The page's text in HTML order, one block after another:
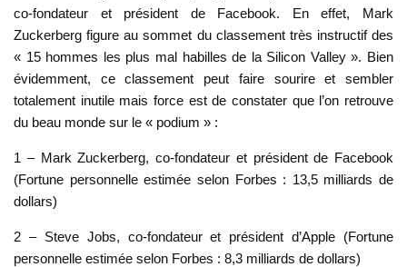
co-fondateur et président de Facebook. En effet, Mark
Zuckerberg figure au sommet du classement très instructif des
« 15 hommes les plus mal habilles de la Silicon Valley ». Bien
évidemment, ce classement peut faire sourire et sembler
totalement inutile mais force est de constater que l’on retrouve
du beau monde sur le « podium » :
1 – Mark Zuckerberg, co-fondateur et président de Facebook
(Fortune personnelle estimée selon Forbes : 13,5 milliards de
dollars)
2 – Steve Jobs, co-fondateur et président d’Apple (Fortune
personnelle estimée selon Forbes : 8,3 milliards de dollars)